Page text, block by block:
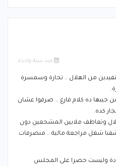
منذ سنة واحدة
من الهلال .. تجارة وسمسرة
جيبها ده كلام فارغ … صرفوا عشان
كده.
وتعاطف ملايين المشجعين دون
شغل مراجعة مالية .. منصرفات
وليست حصرا على المجلس